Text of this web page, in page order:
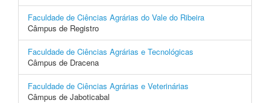
Faculdade de Ciências Agrárias do Vale do Ribeira
Câmpus de Registro
Faculdade de Ciências Agrárias e Tecnológicas
Câmpus de Dracena
Faculdade de Ciências Agrárias e Veterinárias
Câmpus de Jaboticabal